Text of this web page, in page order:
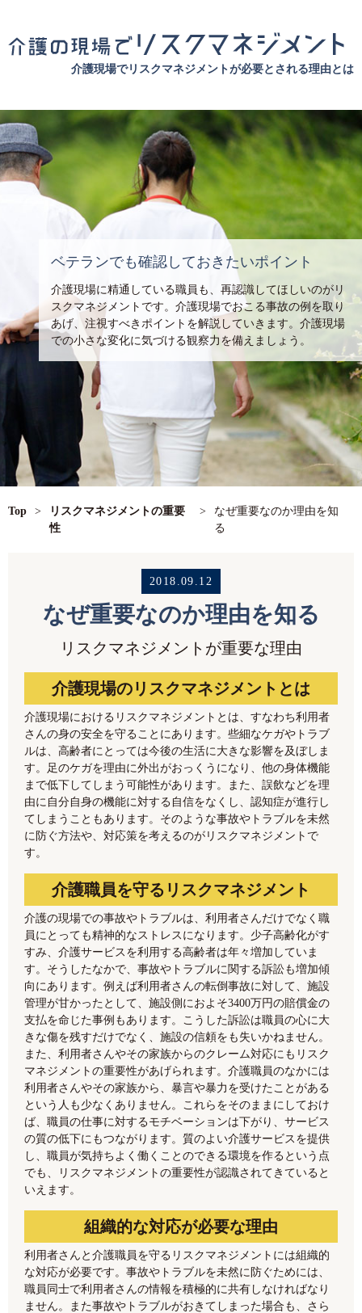
介護現場でリスクマネジメントが必要とされる理由とは
ベテランでも確認しておきたいポイント
介護現場に精通している職員も、再認識してほしいのがリ
スクマネジメントです。介護現場でおこる事故の例を取り
あげ、注視すべきポイントを解説していきます。介護現場
での小さな変化に気づける観察力を備えましょう。
Top >
リスクマネジメントの重要
性
>
なぜ重要なのか理由を知
る
2018.09.12
なぜ重要なのか理由を知る
リスクマネジメントが重要な理由
介護現場のリスクマネジメントとは
介護現場におけるリスクマネジメントとは、すなわち利用者
さんの身の安全を守ることにあります。些細なケガやトラブ
ルは、高齢者にとっては今後の生活に大きな影響を及ぼしま
す。足のケガを理由に外出がおっくうになり、他の身体機能
まで低下してしまう可能性があります。また、誤飲などを理
由に自分自身の機能に対する自信をなくし、認知症が進行し
てしまうこともあります。そのような事故やトラブルを未然
に防ぐ方法や、対応策を考えるのがリスクマネジメントで
す。
介護職員を守るリスクマネジメント
介護の現場での事故やトラブルは、利用者さんだけでなく職
員にとっても精神的なストレスになります。少子高齢化がす
すみ、介護サービスを利用する高齢者は年々増加していま
す。そうしたなかで、事故やトラブルに関する訴訟も増加傾
向にあります。例えば利用者さんの転倒事故に対して、施設
管理が甘かったとして、施設側におよそ3400万円の賠償金の
支払を命じた事例もあります。こうした訴訟は職員の心に大
きな傷を残すだけでなく、施設の信頼をも失いかねません。
また、利用者さんやその家族からのクレーム対応にもリスク
マネジメントの重要性があげられます。介護職員のなかには
利用者さんやその家族から、暴言や暴力を受けたことがある
という人も少なくありません。これらをそのままにしておけ
ば、職員の仕事に対するモチベーションは下がり、サービス
の質の低下にもつながります。質のよい介護サービスを提供
し、職員が気持ちよく働くことのできる環境を作るという点
でも、リスクマネジメントの重要性が認識されてきていると
いえます。
組織的な対応が必要な理由
利用者さんと介護職員を守るリスクマネジメントには組織的
な対応が必要です。事故やトラブルを未然に防ぐためには、
職員同士で利用者さんの情報を積極的に共有しなければなり
ません。また事故やトラブルがおきてしまった場合も、さら